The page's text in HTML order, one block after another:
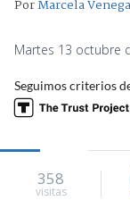
PorMarcela
Martes 13 octubre
Seguimos criterios
358
visitas